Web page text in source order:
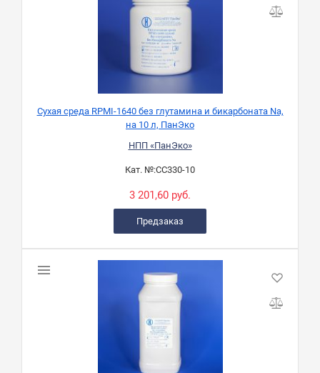
Сухая среда RPMI-1640 без глутамина и бикарбоната Na,
на 10 л, ПанЭко
НПП «ПанЭко»
Кат. №:СС330-10
3 201,60 руб.
Предзаказ